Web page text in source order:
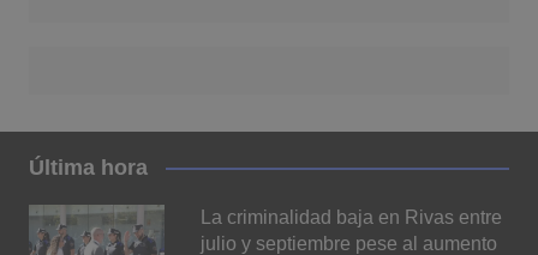
Última hora
La criminalidad baja en Rivas entre
julio y septiembre pese al aumento